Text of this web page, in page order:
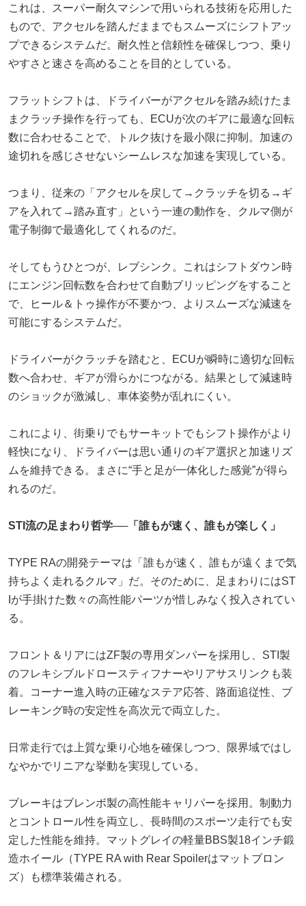
これは、スーパー耐久マシンで用いられる技術を応用した
もので、アクセルを踏んだままでもスムーズにシフトアッ
プできるシステムだ。耐久性と信頼性を確保しつつ、乗り
やすさと速さを高めることを目的としている。
フラットシフトは、ドライバーがアクセルを踏み続けたま
まクラッチ操作を行っても、ECUが次のギアに最適な回転
数に合わせることで、トルク抜けを最小限に抑制。加速の
途切れを感じさせないシームレスな加速を実現している。
つまり、従来の「アクセルを戻して→クラッチを切る→ギ
アを入れて→踏み直す」という一連の動作を、クルマ側が
電子制御で最適化してくれるのだ。
そしてもうひとつが、レブシンク。これはシフトダウン時
にエンジン回転数を合わせて自動ブリッピングをすること
で、ヒール＆トゥ操作が不要かつ、よりスムーズな減速を
可能にするシステムだ。
ドライバーがクラッチを踏むと、ECUが瞬時に適切な回転
数へ合わせ、ギアが滑らかにつながる。結果として減速時
のショックが激減し、車体姿勢が乱れにくい。
これにより、街乗りでもサーキットでもシフト操作がより
軽快になり、ドライバーは思い通りのギア選択と加速リズ
ムを維持できる。まさに“手と足が一体化した感覚”が得ら
れるのだ。
STI流の足まわり哲学──「誰もが速く、誰もが楽しく」
TYPE RAの開発テーマは「誰もが速く、誰もが遠くまで気
持ちよく走れるクルマ」だ。そのために、足まわりにはST
Iが手掛けた数々の高性能パーツが惜しみなく投入されてい
る。
フロント＆リアにはZF製の専用ダンパーを採用し、STI製
のフレキシブルドロースティフナーやリアサスリンクも装
着。コーナー進入時の正確なステア応答、路面追従性、ブ
レーキング時の安定性を高次元で両立した。
日常走行では上質な乗り心地を確保しつつ、限界域ではし
なやかでリニアな挙動を実現している。
ブレーキはブレンボ製の高性能キャリパーを採用。制動力
とコントロール性を両立し、長時間のスポーツ走行でも安
定した性能を維持。マットグレイの軽量BBS製18インチ鍛
造ホイール（TYPE RA with Rear Spoilerはマットブロン
ズ）も標準装備される。